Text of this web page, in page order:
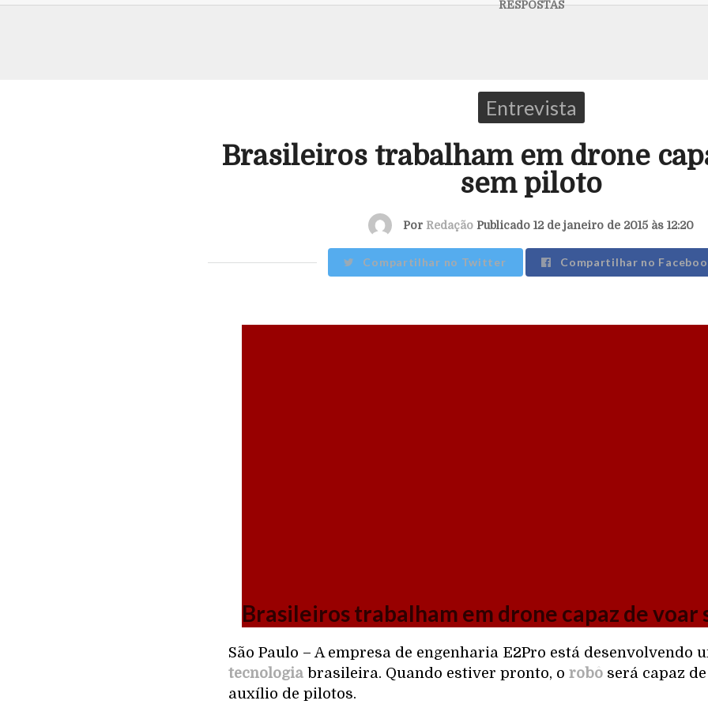
Entrevista
Brasileiros trabalham em drone
sem piloto
Por Redação Publicado 12 de janeiro de 2015 às 12:20
Compartilhar no Twitter Compartilhar no
Brasileiros trabalham em drone capaz de voar
São Paulo – A empresa de engenharia E2Pro está desenvolvendo
tecnologiabrasileira. Quando estiver pronto, o robôserá capaz
auxílio de pilotos.